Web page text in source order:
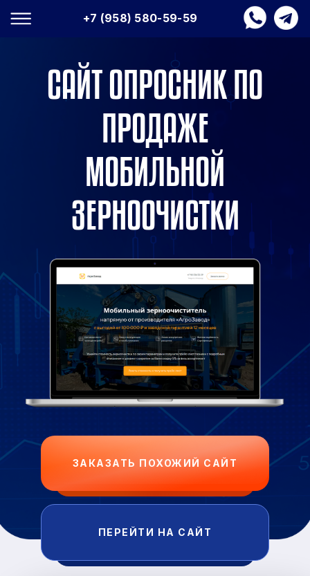
+7 (958) 580-59-59
САЙТ ОПРОСНИК ПО
ПРОДАЖЕ
МОБИЛЬНОЙ
ЗЕРНООЧИСТКИ
ЗАКАЗАТЬ ПОХОЖИЙ САЙТ
ПЕРЕЙТИ НА САЙТ